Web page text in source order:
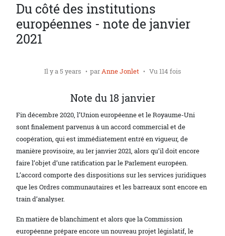
Du côté des institutions
européennes - note de janvier
2021
Il y a 5 years parAnne Jonlet Vu 114 fois
Note du 18 janvier
Fin décembre 2020, l’Union européenne et le Royaume-Uni
sont finalement parvenus à un accord commercial et de
coopération, qui est immédiatement entré en vigueur, de
manière provisoire, au 1er janvier 2021, alors qu’il doit encore
faire l’objet d’une ratification par le Parlement européen.
L’accord comporte des dispositions sur les services juridiques
que les Ordres communautaires et les barreaux sont encore en
train d’analyser.
En matière de blanchiment et alors que la Commission
européenne prépare encore un nouveau projet législatif, le